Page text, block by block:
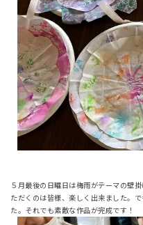
５月最後の日曜日は梅雨がテーマの壁
ただくのは皆様、楽しく出来ました。
た。それでも素敵な作品が完成です！